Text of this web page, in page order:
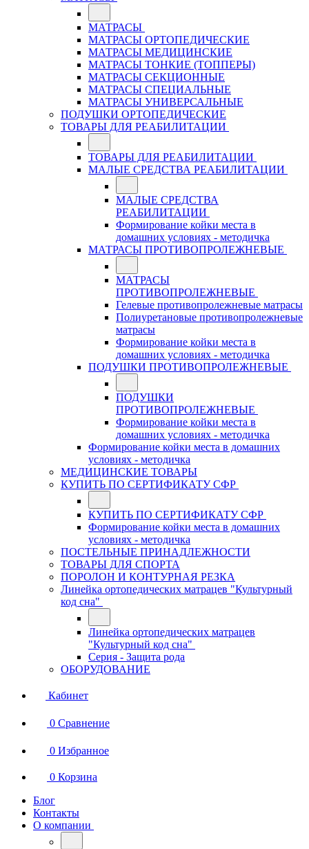
МАТРАСЫ
МАТРАСЫ ОРТОПЕДИЧЕСКИЕ
МАТРАСЫ МЕДИЦИНСКИЕ
МАТРАСЫ ТОНКИЕ (ТОППЕРЫ)
МАТРАСЫ СЕКЦИОННЫЕ
МАТРАСЫ СПЕЦИАЛЬНЫЕ
МАТРАСЫ УНИВЕРСАЛЬНЫЕ
ПОДУШКИ ОРТОПЕДИЧЕСКИЕ
ТОВАРЫ ДЛЯ РЕАБИЛИТАЦИИ
ТОВАРЫ ДЛЯ РЕАБИЛИТАЦИИ
МАЛЫЕ СРЕДСТВА РЕАБИЛИТАЦИИ
МАЛЫЕ СРЕДСТВА
РЕАБИЛИТАЦИИ
Формирование койки места в
домашних условиях - методичка
МАТРАСЫ ПРОТИВОПРОЛЕЖНЕВЫЕ
МАТРАСЫ
ПРОТИВОПРОЛЕЖНЕВЫЕ
Гелевые противопролежневые матрасы
Полиуретановые противопролежневые
матрасы
Формирование койки места в
домашних условиях - методичка
ПОДУШКИ ПРОТИВОПРОЛЕЖНЕВЫЕ
ПОДУШКИ
ПРОТИВОПРОЛЕЖНЕВЫЕ
Формирование койки места в
домашних условиях - методичка
Формирование койки места в домашних
условиях - методичка
МЕДИЦИНСКИЕ ТОВАРЫ
КУПИТЬ ПО СЕРТИФИКАТУ СФР
КУПИТЬ ПО СЕРТИФИКАТУ СФР
Формирование койки места в домашних
условиях - методичка
ПОСТЕЛЬНЫЕ ПРИНАДЛЕЖНОСТИ
ТОВАРЫ ДЛЯ СПОРТА
ПОРОЛОН И КОНТУРНАЯ РЕЗКА
Линейка ортопедических матрацев "Культурный
код сна"
Линейка ортопедических матрацев
"Культурный код сна"
Серия - Защита рода
ОБОРУДОВАНИЕ
Кабинет
0 Сравнение
0 Избранное
0 Корзина
Блог
Контакты
О компании